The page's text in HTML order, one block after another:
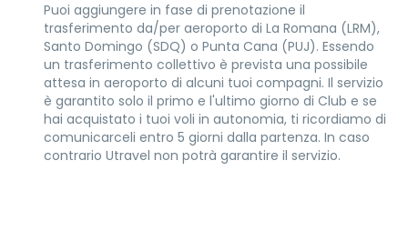
Puoi aggiungere in fase di prenotazione il
trasferimento da/per aeroporto di La Romana (LRM),
Santo Domingo (SDQ) o Punta Cana (PUJ). Essendo
un trasferimento collettivo è prevista una possibile
attesa in aeroporto di alcuni tuoi compagni. Il servizio
è garantito solo il primo e l'ultimo giorno di Club e se
hai acquistato i tuoi voli in autonomia, ti ricordiamo di
comunicarceli entro 5 giorni dalla partenza. In caso
contrario Utravel non potrà garantire il servizio.